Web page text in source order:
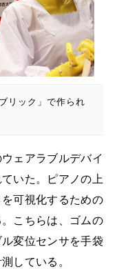
リック」で作られ
ェアラブルデバイ
いた。ピアノの上
可視化するための
こちらは、ゴムの
変位センサを手袋
している。